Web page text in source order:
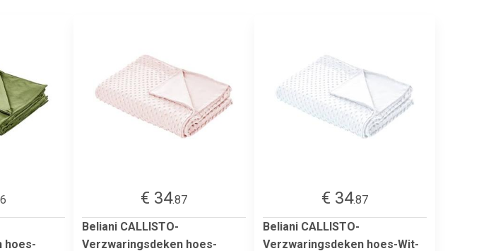
hoes-
€ 34.87
Beliani CALLISTO-
Verzwaringsdeken hoes-
€ 34.87
Beliani CALLISTO-
Verzwaringsdeken hoes-Wit-